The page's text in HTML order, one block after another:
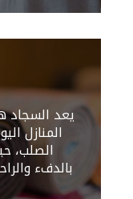
يعد السجاد
المنازل
الصلب،
بالدفء